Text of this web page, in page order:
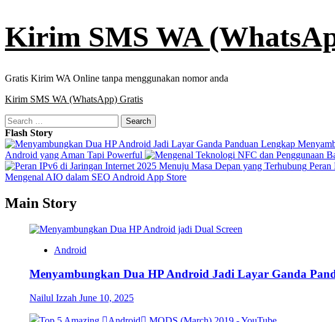
content
Kirim SMS WA
Gratis Kirim WA Online tanpa menggunakan nomor anda
Primary
Kirim SMS WA (WhatsApp) Gratis
Search
for:
Flash Story
Android yang Aman Tapi Powerful
Peran
Mengenal AIO dalam SEO Android App Store
Main Story
Android
Menyambungkan Dua HP Android Jadi Layar Ganda
Nailul Izzah June 10, 2025